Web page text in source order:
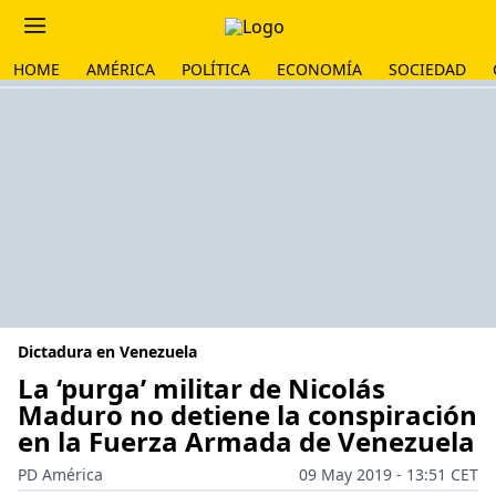
HOME AMÉRICA POLÍTICA ECONOMÍA SOCIEDAD
Dictadura en Venezuela
La ‘purga’ militar de Nicolás
Maduro no detiene la conspiración
en la Fuerza Armada de Venezuela
PD América
09 May 2019 - 13:51 CET